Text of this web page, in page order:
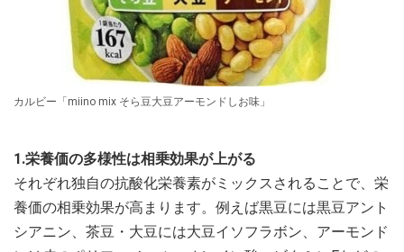
カルビー「miino mix そら豆大豆アーモンドしお味」
1.栄養価の多様性は相乗効果が上がる
それぞれ独自の抗酸化栄養素がミックスされることで、栄
養価の相乗効果が高まります。例えば黒豆には黒豆アント
シアニン、茶豆・大豆には大豆イソフラボン、アーモンド